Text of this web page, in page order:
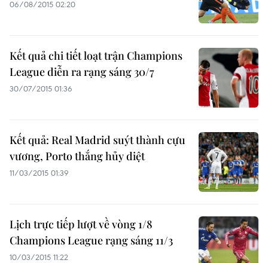
06/08/2015 02:20
Kết quả chi tiết loạt trận Champions
League diễn ra rạng sáng 30/7
30/07/2015 01:36
Kết quả: Real Madrid suýt thành cựu
vương, Porto thắng hủy diệt
11/03/2015 01:39
Lịch trực tiếp lượt về vòng 1/8
Champions League rạng sáng 11/3
10/03/2015 11:22